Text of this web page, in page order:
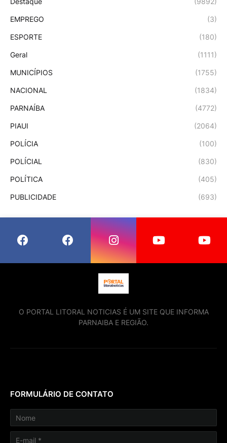
EMPREGO (3)
ESPORTE (180)
Geral (1111)
MUNICÍPIOS (1755)
NACIONAL (1834)
PARNAÍBA (4772)
PIAUI (2064)
POLÍCIA (100)
POLÍCIAL (830)
POLÍTICA (405)
PUBLICIDADE (693)
O PORTAL LITORAL NOTICIAS É UM SITE QUE INFORMA
PARNAIBA E REGIÃO.
FORMULÁRIO DE CONTATO